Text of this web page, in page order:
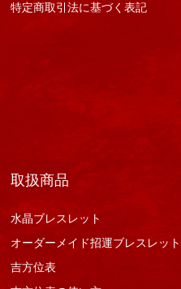
特定商取引法に基づく表記
取扱商品
水晶ブレスレット
オーダーメイド招運ブレスレット
吉方位表